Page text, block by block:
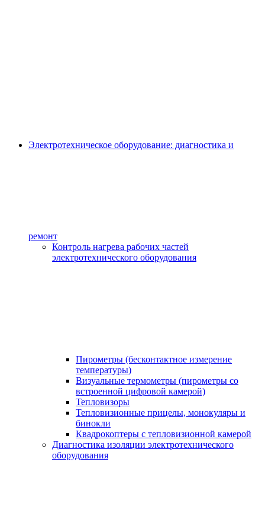
Электротехническое оборудование: диагностика и
ремонт
Контроль нагрева рабочих частей
электротехнического оборудования
Пирометры (бесконтактное измерение
температуры)
Визуальные термометры (пирометры со
встроенной цифровой камерой)
Тепловизоры
Тепловизионные прицелы, монокуляры и
бинокли
Квадрокоптеры с тепловизионной камерой
Диагностика изоляции электротехнического
оборудования